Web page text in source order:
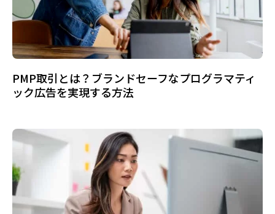
PMP取引とは？ブランドセーフなプログラマティ
ック広告を実現する方法